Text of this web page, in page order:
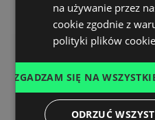
na używanie przez
cookie zgodnie z
polityki plików
ZGADZAM SIĘ NA
ODRZUĆ